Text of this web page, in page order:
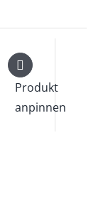
Produkt
anpinnen